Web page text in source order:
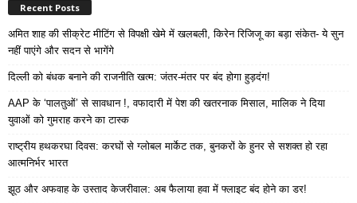
Recent Posts
अमित शाह की सीक्रेट मीटिंग से विपक्षी खेमे में खलबली, किरेन रिजिजू का बड़ा संकेत- ये सुन
नहीं पाएंगे और सदन से भागेंगे
दिल्ली को बंधक बनाने की राजनीति खत्म: जंतर-मंतर पर बंद होगा हुड़दंग!
AAP के ‘पालतुओं’ से सावधान !, वफादारी में पेश की खतरनाक मिसाल, मालिक ने दिया
युवाओं को गुमराह करने का टास्क
राष्ट्रीय हथकरघा दिवस: करघों से ग्लोबल मार्केट तक, बुनकरों के हुनर से सशक्त हो रहा
आत्मनिर्भर भारत
झूठ और अफवाह के उस्ताद केजरीवाल: अब फैलाया हवा में फ्लाइट बंद होने का डर!